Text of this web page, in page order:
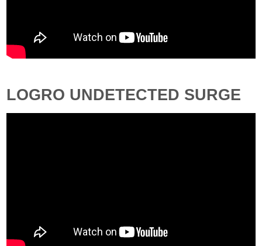
LOGRO UNDETECTED SURGE